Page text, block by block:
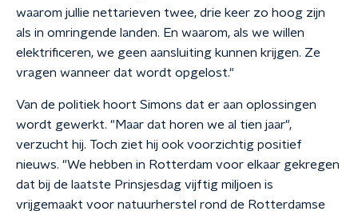
waarom jullie nettarieven twee, drie keer zo hoog zijn
als in omringende landen. En waarom, als we willen
elektrificeren, we geen aansluiting kunnen krijgen. Ze
vragen wanneer dat wordt opgelost."
Van de politiek hoort Simons dat er aan oplossingen
wordt gewerkt. "Maar dat horen we al tien jaar",
verzucht hij. Toch ziet hij ook voorzichtig positief
nieuws. "We hebben in Rotterdam voor elkaar gekregen
dat bij de laatste Prinsjesdag vijftig miljoen is
vrijgemaakt voor natuurherstel rond de Rotterdamse